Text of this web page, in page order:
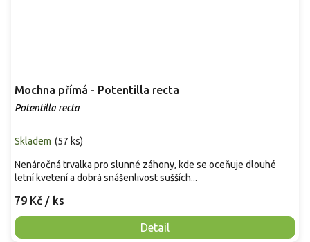
Mochna přímá - Potentilla recta
Potentilla recta
Skladem (57 ks)
79 Kč / ks
Detail
Nenáročná trvalka pro slunné záhony, kde se oceňuje dlouhé
letní kvetení a dobrá snášenlivost sušších...